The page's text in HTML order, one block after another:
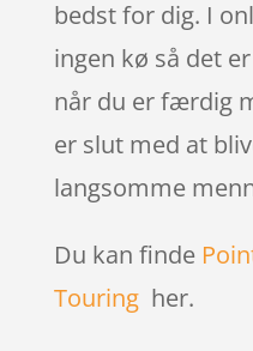
bedst for dig. I
ingen kø så det
når du er færdig
er slut med at
langsomme
Du kan finde
Touringher.